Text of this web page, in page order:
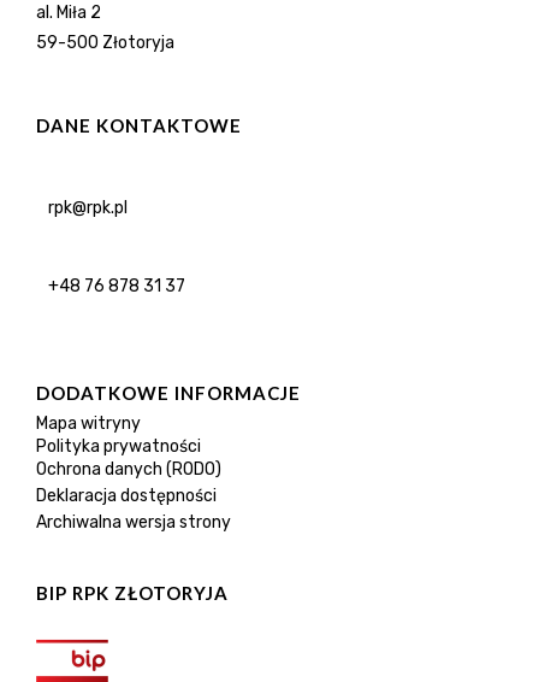
al. Miła 2
59-500 Złotoryja
DANE KONTAKTOWE
rpk@rpk.pl
+48 76 878 31 37
DODATKOWE INFORMACJE
Mapa witryny
Polityka prywatności
Ochrona danych (RODO)
Deklaracja dostępności
Archiwalna wersja strony
BIP RPK ZŁOTORYJA